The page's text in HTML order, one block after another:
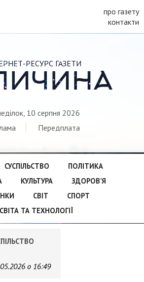
про газету
контакти
РЕСУРС ГАЗЕТИ
10 серпня 2026
Передплата
СУСПІЛЬСТВО
ПОЛІТИКА
КУЛЬТУРА
ЗДОРОВ’Я
СВІТ
СПОРТ
ТА ТЕХНОЛОГІЇ
о 16:49